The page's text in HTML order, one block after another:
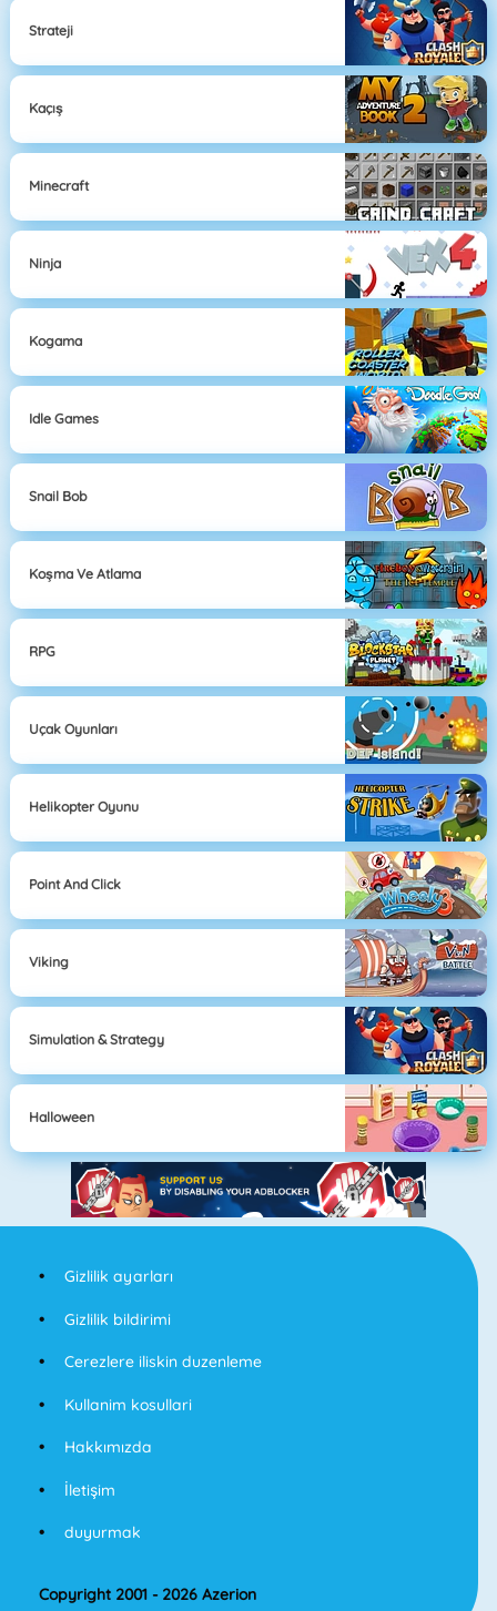
Strateji
Kaçış
Minecraft
Ninja
Kogama
Idle Games
Snail Bob
Koşma Ve Atlama
RPG
Uçak Oyunları
Helikopter Oyunu
Point And Click
Viking
Simulation & Strategy
Halloween
Gizlilik ayarları
Gizlilik bildirimi
Cerezlere iliskin duzenleme
Kullanim kosullari
Hakkımızda
İletişim
duyurmak
Copyright 2001 - 2026 Azerion